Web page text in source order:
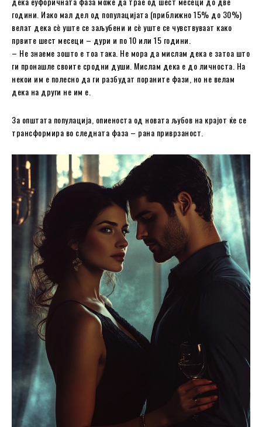
години. Иако мал дел од популацијата (приближно 15% до 30%)
велат дека сè уште се заљубени и сè уште се чувствуваат како
првите шест месеци – дури и по 10 или 15 години.
– Не знаеме зошто е тоа така. Не мора да мислам дека е затоа што
ги пронашле своите сродни души. Мислам дека е до личноста. На
некои им е полесно да ги разбудат пораните фази, но не велам
дека на други не им е.
За општата популација, опиеноста од новата љубов на крајот ќе се
трансформира во следната фаза – рана приврзаност.